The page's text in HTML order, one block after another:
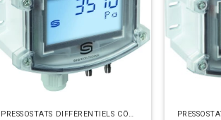
PRESSOSTATS DIFFÉRENTIELS CÔTÉ AIR